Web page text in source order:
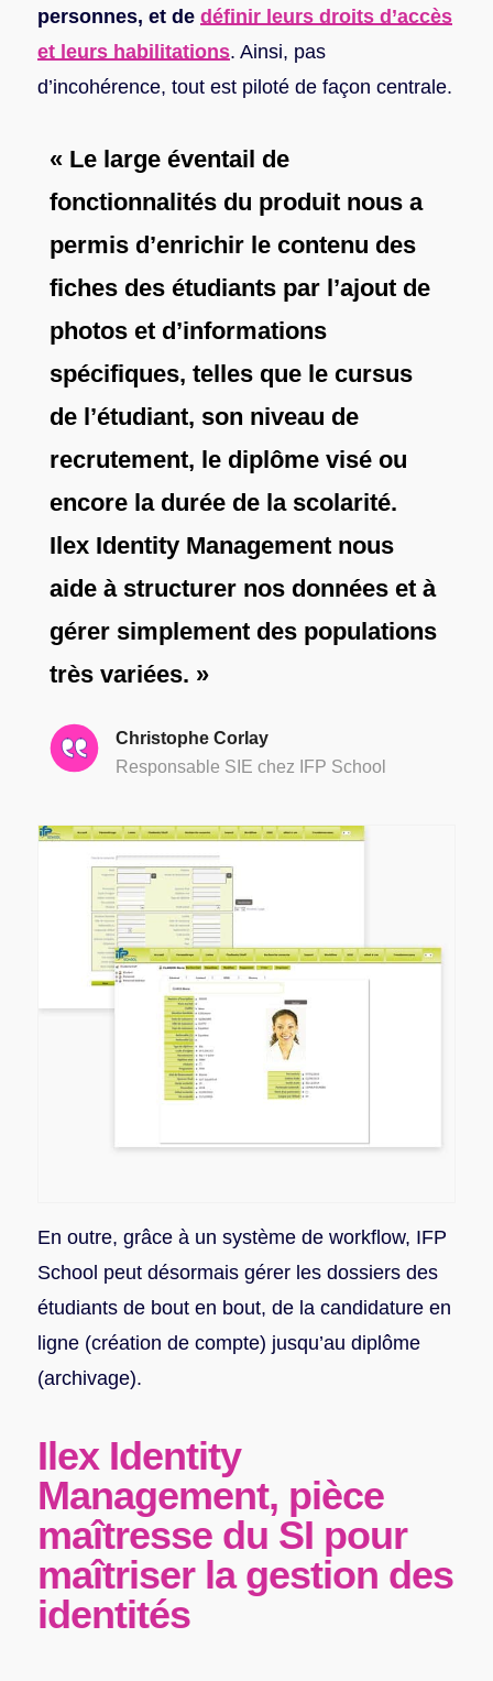
personnes, et de définir leurs droits d’accès
et leurs habilitations. Ainsi, pas
d’incohérence, tout est piloté de façon centrale.
« Le large éventail de
fonctionnalités du produit nous a
permis d’enrichir le contenu des
fiches des étudiants par l’ajout de
photos et d’informations
spécifiques, telles que le cursus
de l’étudiant, son niveau de
recrutement, le diplôme visé ou
encore la durée de la scolarité.
Ilex Identity Management nous
aide à structurer nos données et à
gérer simplement des populations
très variées. »
Christophe Corlay
Responsable SIE chez IFP School
En outre, grâce à un système de workflow, IFP
School peut désormais gérer les dossiers des
étudiants de bout en bout, de la candidature en
ligne (création de compte) jusqu’au diplôme
(archivage).
Ilex Identity
Management, pièce
maîtresse du SI pour
maîtriser la gestion des
identités